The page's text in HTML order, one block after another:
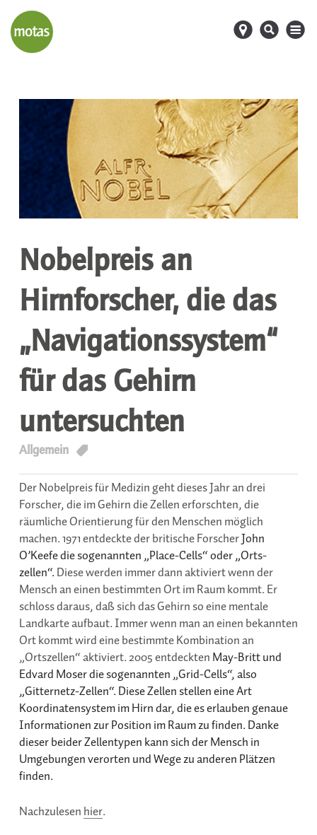
d s M
Nobelpreis an
Hirnforscher, die das
„Navigationssystem“
für das Gehirn
untersuchten
Allgemein T
Der Nobelpreis für Medizin geht dieses Jahr an drei
Forscher, die im Gehirn die Zellen erforschten, die
räumliche Orientierung für den Menschen möglich
machen. 1971 entdeckte der britische ForscherJohn
O’Keefe die sogenannten „Place-Cells“ oder „Orts-
zellen“.Diese werden immer dann aktiviert wenn der
Mensch an einen bestimmten Ort im Raum kommt. Er
schloss daraus, daß sich das Gehirn so eine mentale
Landkarte aufbaut. Immer wenn man an einen bekannten
Ort kommt wird eine bestimmte Kombination an
„Ortszellen“ aktiviert. 2005 entdecktenMay-Britt und
Edvard Moser die sogenannten „Grid-Cells“, also
„Gitternetz-Zellen“. Diese Zellen stellen eine Art
Koordinatensystem im Hirn dar, die es erlauben genaue
Informationen zur Position im Raum zu finden. Danke
dieser beider Zellentypen kann sich der Mensch in
Umgebungen verorten und Wege zu anderen Plätzen
finden.
Nachzulesenhier.